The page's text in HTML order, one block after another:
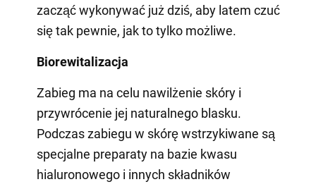
zacząć wykonywać już dziś, aby latem czuć
się tak pewnie, jak to tylko możliwe.
Biorewitalizacja
Zabieg ma na celu nawilżenie skóry i
przywrócenie jej naturalnego blasku.
Podczas zabiegu w skórę wstrzykiwane są
specjalne preparaty na bazie kwasu
hialuronowego i innych składników